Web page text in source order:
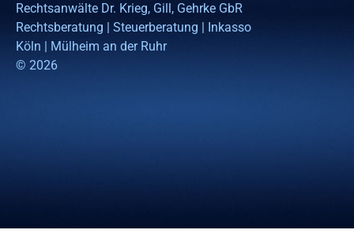
Rechtsanwälte Dr. Krieg, Gill, Gehrke GbR
Rechtsberatung | Steuerberatung | Inkasso
Köln | Mülheim an der Ruhr
© 2026